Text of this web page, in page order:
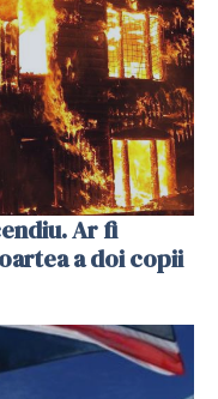
Ar fi
a doi copii